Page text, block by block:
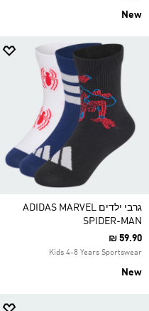
New
גרבי ילדים ADIDAS MARVEL
SPIDER-MAN
₪ 59.90
Kids 4-8 Years Sportswear
New